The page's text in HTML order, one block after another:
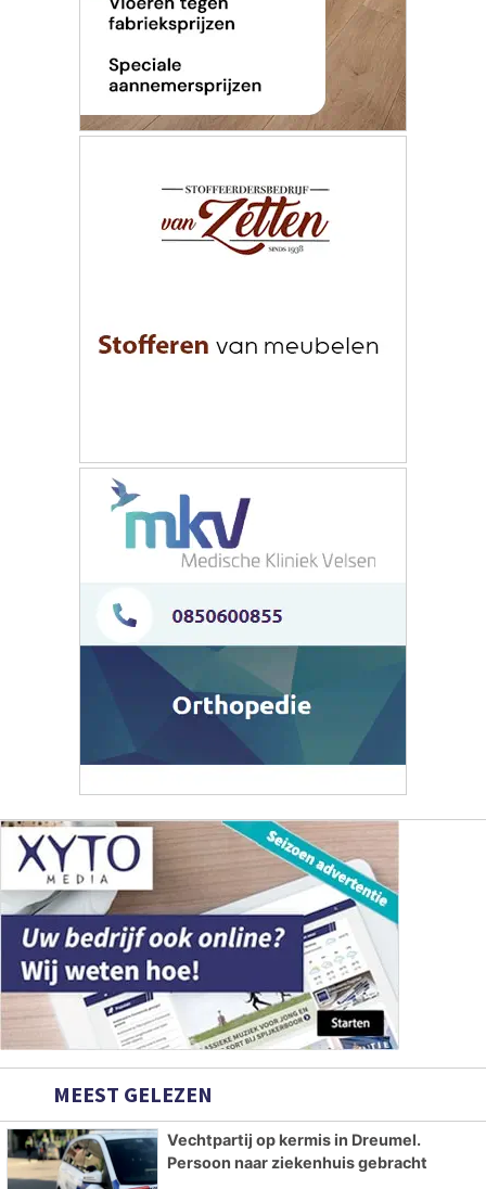
MEEST GELEZEN
Vechtpartij op kermis in Dreumel.
Persoon naar ziekenhuis gebracht